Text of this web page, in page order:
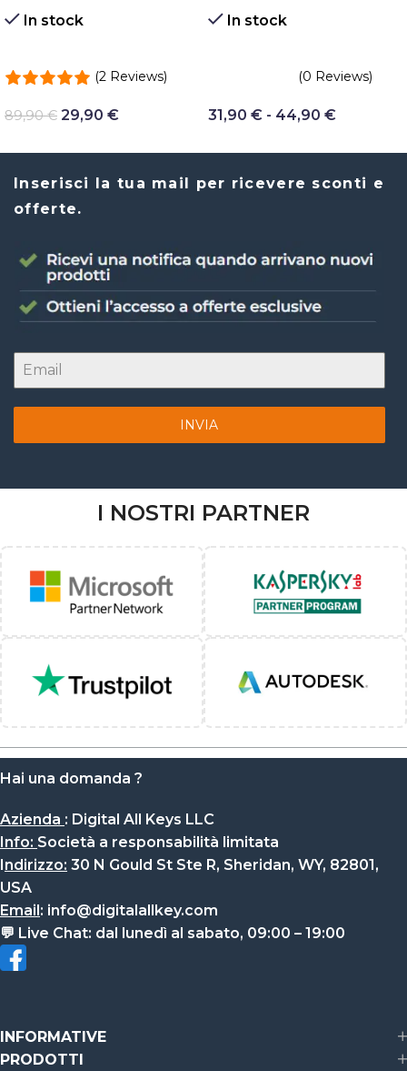
In stock
(2 Reviews)
89,90€ 29,90 €
In stock
(0 Reviews)
31,90 € - 44,90 €
Inserisci la tua mail per ricevere sconti e
offerte.
INVIA
I NOSTRI PARTNER
Hai una domanda ?
Azienda : Digital All Keys LLC
Info: Società a responsabilità limitata
ndirizzo: 30 N Gould St Ste R, Sheridan, WY, 82801,
USA
Email : info@digitalallkey.com
💬 Live Chat: dal lunedì al sabato, 09:00 – 19:00
INFORMATIVE
PRODOTTI